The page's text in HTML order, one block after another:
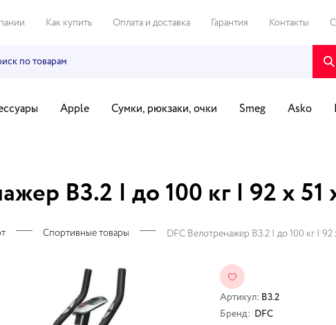
Как купить Оплата и доставка Гарантия Контакты
Apple Сумки, рюкзаки, очки Smeg Asko
B3.2 | до 100 кг | 92 x 51
Спортивные товары DFC Велотренажер B3.2 | до 100 кг | 92
Артикул: B3.2
Бренд:
DFC